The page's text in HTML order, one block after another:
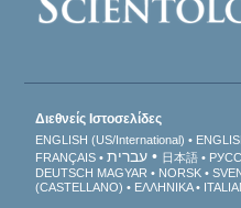
Διεθνείς Ιστοσελίδες
ENGLISH (US/International)
FRANÇAIS
עברית 日本語
DEUTSCH MAGYAR NORSK
(CASTELLANO)
ΕΛΛΗΝΙΚA